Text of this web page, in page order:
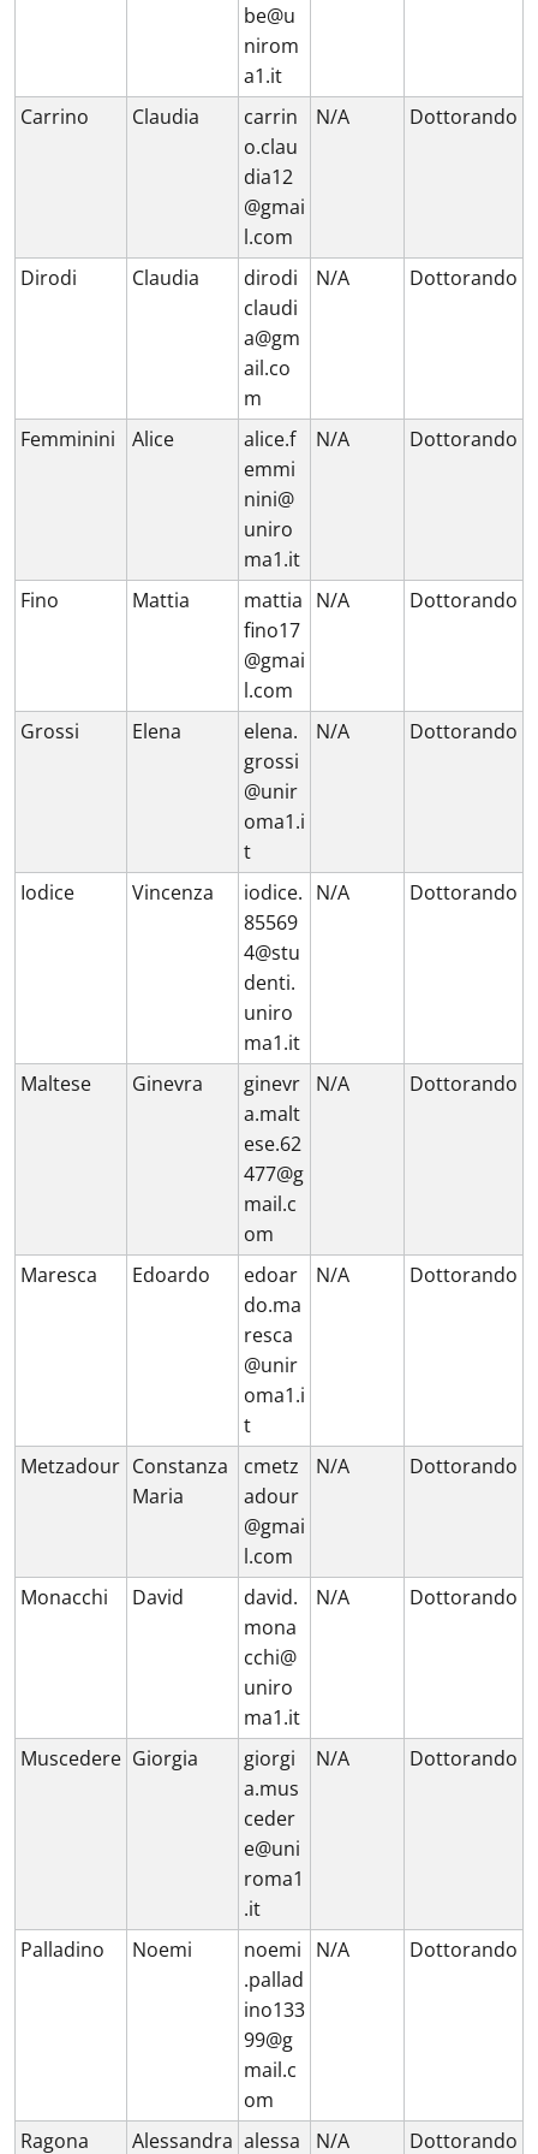
be@u
nirom
a1.it
Carrino Claudia
carrin
o.clau
dia12
@gmai
l.com
N/A Dottorando
Dirodi Claudia
dirodi
claudi
a@gm
ail.co
m
N/A Dottorando
Femminini Alice
alice.f
emmi
nini@
uniro
ma1.it
N/A Dottorando
Fino Mattia
mattia
fino17
@gmai
l.com
N/A Dottorando
Grossi Elena
elena.
grossi
@unir
oma1.i
t
N/A Dottorando
Iodice Vincenza
iodice.
85569
4@stu
denti.
uniro
ma1.it
N/A Dottorando
Maltese Ginevra
ginevr
a.malt
ese.62
477@g
mail.c
om
N/A Dottorando
Maresca Edoardo
edoar
do.ma
resca
@unir
oma1.i
t
N/A Dottorando
Metzadour Constanza
Maria
cmetz
adour
@gmai
l.com
N/A Dottorando
Monacchi David
david.
mona
cchi@
uniro
ma1.it
N/A Dottorando
Muscedere Giorgia
giorgi
a.mus
ceder
e@uni
roma1
.it
N/A Dottorando
Palladino Noemi
noemi
.pallad
ino133
99@g
mail.c
om
N/A Dottorando
Ragona Alessandra alessa N/A Dottorando